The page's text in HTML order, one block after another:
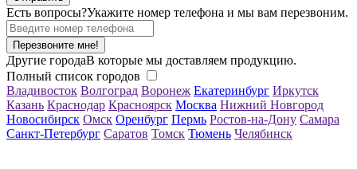
Есть вопросы?Укажите номер телефона и мы вам перезвоним.
Перезвоните мне!
Другие городаВ которые мы доставляем продукцию.
Полный список городов
Владивосток Волгоград Воронеж Екатеринбург Иркутск
Казань Краснодар Красноярск Москва Нижний Новгород
Новосибирск Омск Оренбург Пермь Ростов-на-Дону Самара
Санкт-Петербург Саратов Томск Тюмень Челябинск